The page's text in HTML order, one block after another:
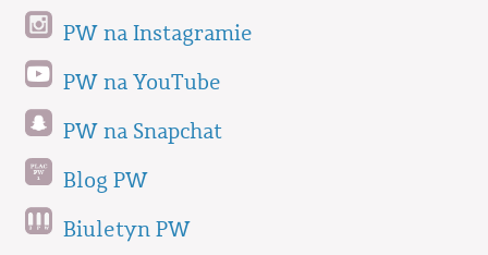
PW na Instagramie
PW na YouTube
PW na Snapchat
Blog PW
Biuletyn PW